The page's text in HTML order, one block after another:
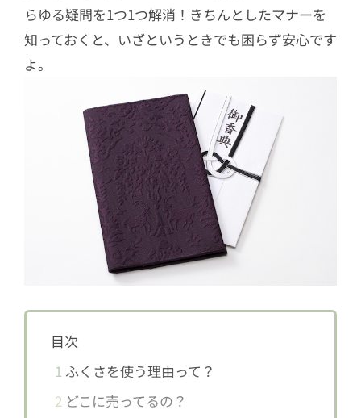
らゆる疑問を1つ1つ解消！きちんとしたマナーを
知っておくと、いざというときでも困らず安心です
よ。
目次
1 ふくさを使う理由って？
2 どこに売ってるの？